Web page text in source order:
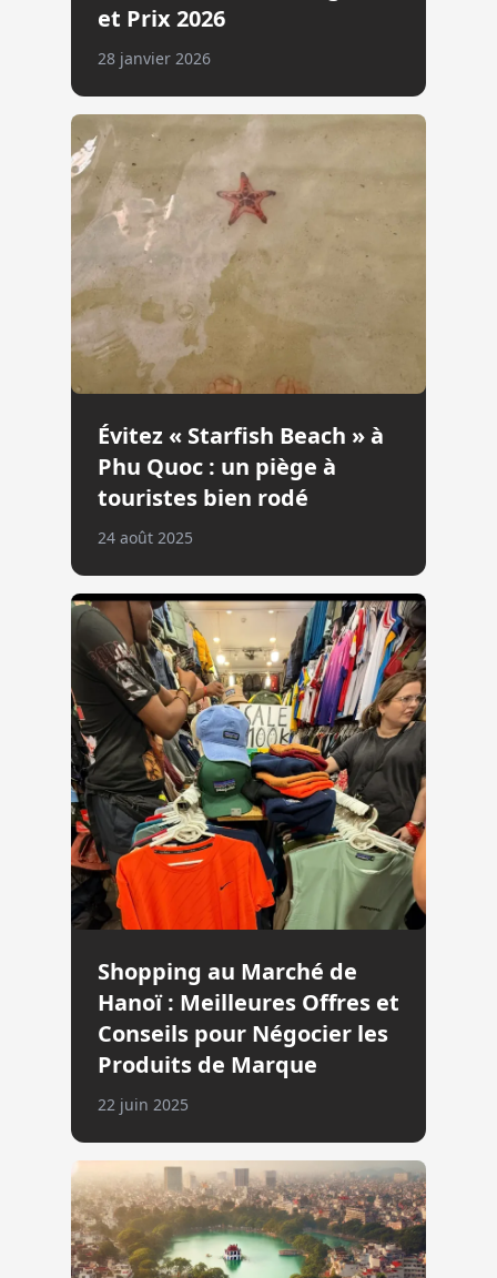
et Prix 2026
28 janvier 2026
Évitez « Starfish Beach » à
Phu Quoc : un piège à
touristes bien rodé
24 août 2025
Shopping au Marché de
Hanoï : Meilleures Offres et
Conseils pour Négocier les
Produits de Marque
22 juin 2025